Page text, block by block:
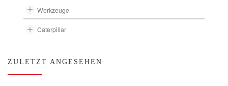
Werkzeuge
Caterpillar
ZULETZT ANGESEHEN